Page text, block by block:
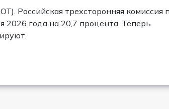
Российская трехсторонняя комиссия
2026 года на 20,7 процента. Теперь